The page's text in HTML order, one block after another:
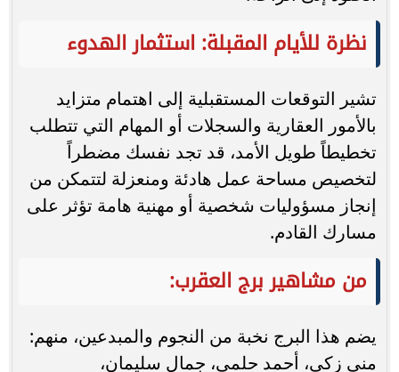
نظرة للأيام المقبلة: استثمار الهدوء
تشير التوقعات المستقبلية إلى اهتمام متزايد
بالأمور العقارية والسجلات أو المهام التي تتطلب
تخطيطاً طويل الأمد، قد تجد نفسك مضطراً
لتخصيص مساحة عمل هادئة ومنعزلة لتتمكن من
إنجاز مسؤوليات شخصية أو مهنية هامة تؤثر على
مسارك القادم.
من مشاهير برج العقرب:
يضم هذا البرج نخبة من النجوم والمبدعين، منهم:
منى زكي، أحمد حلمي، جمال سليمان،